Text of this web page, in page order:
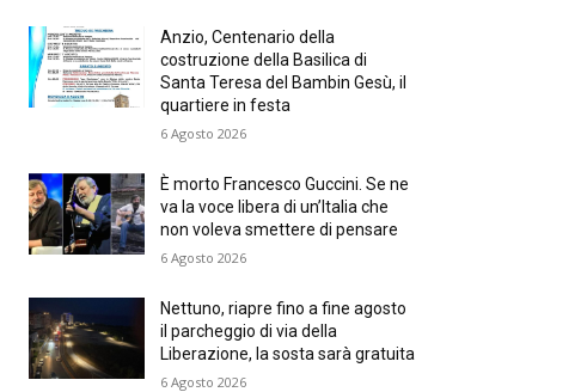
Anzio, Centenario della
costruzione della Basilica di
Santa Teresa del Bambin Gesù, il
quartiere in festa
6 Agosto 2026
È morto Francesco Guccini. Se ne
va la voce libera di un’Italia che
non voleva smettere di pensare
6 Agosto 2026
Nettuno, riapre fino a fine agosto
il parcheggio di via della
Liberazione, la sosta sarà gratuita
6 Agosto 2026